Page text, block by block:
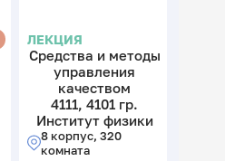
ЛЕКЦИЯ
Средства и методы
управления
качеством
4111, 4101 гр.
Институт физики
8 корпус, 320
комната